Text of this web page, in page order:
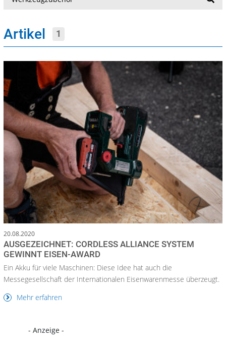
Artikel 1
20.08.2020
AUSGEZEICHNET: CORDLESS ALLIANCE SYSTEM
GEWINNT EISEN-AWARD
Ein Akku für viele Maschinen: Diese Idee hat auch die
Messegesellschaft der Internationalen Eisenwarenmesse überzeugt.
Mehr erfahren
- Anzeige -